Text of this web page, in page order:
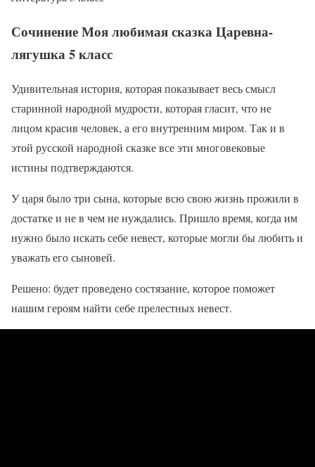
Сочинение Моя любимая сказка Царевна-
лягушка 5 класс
Удивительная история, которая показывает весь смысл
старинной народной мудрости, которая гласит, что не
лицом красив человек, а его внутренним миром. Так и в
этой русской народной сказке все эти многовековые
истины подтверждаются.
У царя было три сына, которые всю свою жизнь прожили в
достатке и не в чем не нуждались. Пришло время, когда им
нужно было искать себе невест, которые могли бы любить и
уважать его сыновей.
Решено: будет проведено состязание, которое поможет
нашим героям найти себе прелестных невест.